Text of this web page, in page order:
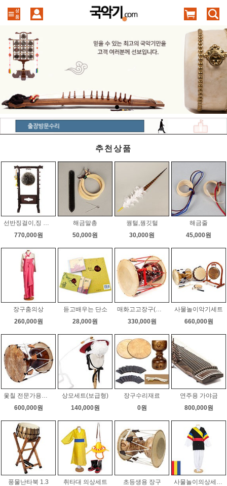
추천상품
770,000원
해금말총
50,000원
꿩털,꿩깃털
30,000원
해금줄
45,000원
장구춤의상
260,000원
듣고배우는 단소
28,000원
330,000원
사물놀이악기세트
660,000원
600,000원
상모세트(보급형)
140,000원
장구수리재료
0원
연주용 가야금
800,000원
풍물난타북 1.3
취타대 의상세트
초등생용 장구